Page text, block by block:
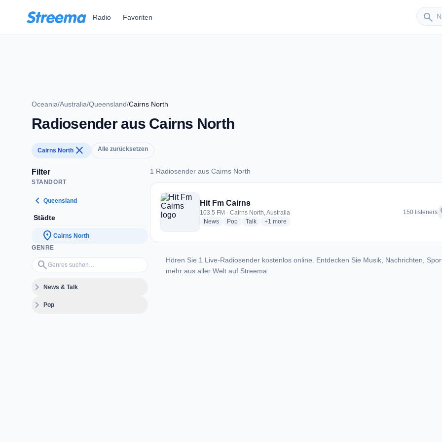
Radio Favoriten search
Sender
Oceania/Australia/Queensland/Cairns North
Radiosender aus Cairns North
Cairns North close Alle zurücksetzen
Filter
STANDORT
chevron_left Queensland
Städte
location_on Cairns North
GENRE
search
Genres suchen…
expand_moreNews & Talk
expand_morePop
1 Radiosender aus Cairns North
1 Radiosender aus Cairns North
Hit Fm Cairns
103.5 FM · Cairns North, Australia
Newsradio stations
Popradio stations
Talkradio stations
+1 more genres for Hit Fm Cairns
more
150 listeners
Hören Sie 1 Live-Radiosender kostenlos online. Entdecken Sie Musik, Nachrichten,
mehr aus aller Welt auf Streema.